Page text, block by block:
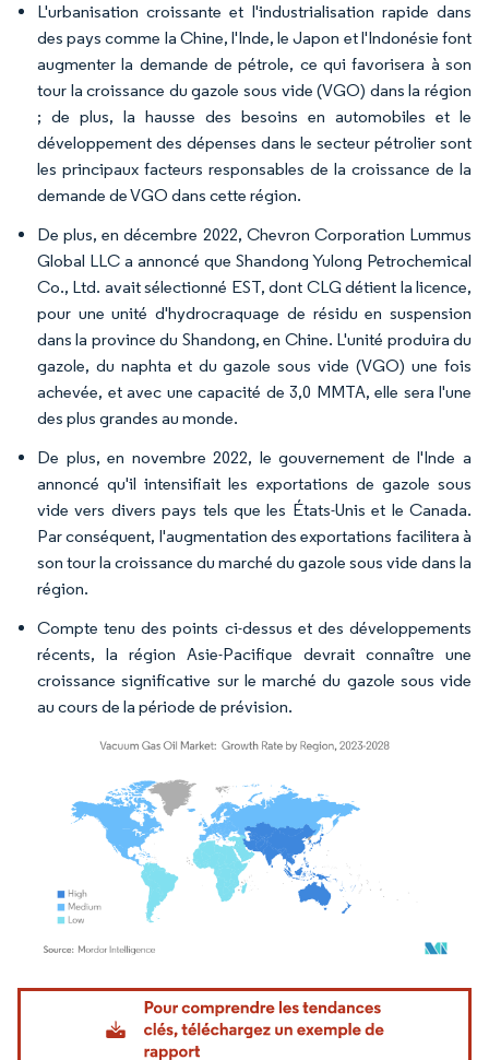
L'urbanisation croissante et l'industrialisation rapide dans
des pays comme la Chine, l'Inde, le Japon et l'Indonésie font
augmenter la demande de pétrole, ce qui favorisera à son
tour la croissance du gazole sous vide (VGO) dans la région
; de plus, la hausse des besoins en automobiles et le
développement des dépenses dans le secteur pétrolier sont
les principaux facteurs responsables de la croissance de la
demande de VGO dans cette région.
De plus, en décembre 2022, Chevron Corporation Lummus
Global LLC a annoncé que Shandong Yulong Petrochemical
Co., Ltd. avait sélectionné EST, dont CLG détient la licence,
pour une unité d'hydrocraquage de résidu en suspension
dans la province du Shandong, en Chine. L'unité produira du
gazole, du naphta et du gazole sous vide (VGO) une fois
achevée, et avec une capacité de 3,0 MMTA, elle sera l'une
des plus grandes au monde.
De plus, en novembre 2022, le gouvernement de l'Inde a
annoncé qu'il intensifiait les exportations de gazole sous
vide vers divers pays tels que les États-Unis et le Canada.
Par conséquent, l'augmentation des exportations facilitera à
son tour la croissance du marché du gazole sous vide dans la
région.
Compte tenu des points ci-dessus et des développements
récents, la région Asie-Pacifique devrait connaître une
croissance significative sur le marché du gazole sous vide
au cours de la période de prévision.
Image © Mordor Intelligence. La réutilisation nécessite une attribution sous CC BY